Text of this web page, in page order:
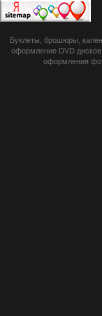
botsetto.ru -
photoshop,
шрифты,
Буклеты, брошюры,
оформление DVD
оформления